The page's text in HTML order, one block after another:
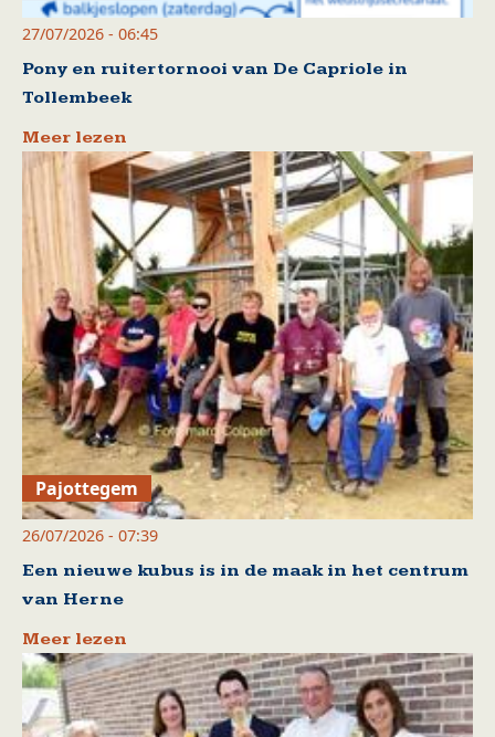
27/07/2026 - 06:45
Pony en ruitertornooi van De Capriole in
Tollembeek
Meer lezen
Pajottegem
26/07/2026 - 07:39
Een nieuwe kubus is in de maak in het centrum
van Herne
Meer lezen